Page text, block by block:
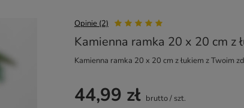
Opinie (2)
Kamienna ramka 20 x 20 cm z
Kamienna ramka 20 x 20 cm z łukiem z Twoim
44,99 zł brutto/ szt.